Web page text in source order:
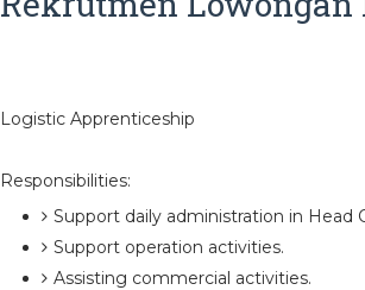
Logistic Apprenticeship
Responsibilities:
Support daily administration in Head
Support operation activities.
Assisting commercial activities.